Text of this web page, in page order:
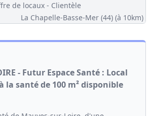
de locaux - Clientèle
La Chapelle-Basse-Mer (44) (à 10km)
- Futur Espace Santé : Local
la santé de 100 m² disponible